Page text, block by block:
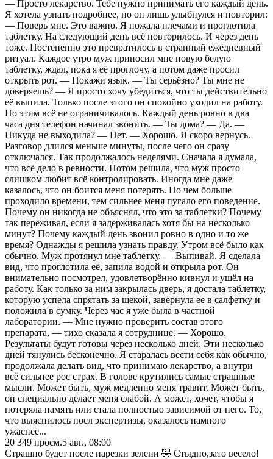
— Просто лекарство. Тебе нужно принимать его каждый день.
Я хотела узнать подробнее, но он лишь улыбнулся и повторил:
— Поверь мне. Это важно. Я пожала плечами и проглотила
таблетку. На следующий день всё повторилось. И через день
тоже. Постепенно это превратилось в странный ежедневный
ритуал. Каждое утро муж приносил мне новую белую
таблетку, ждал, пока я её проглочу, а потом даже просил
открыть рот. — Покажи язык. — Ты серьёзно? Ты мне не
доверяешь? — Я просто хочу убедиться, что ты действительно
её выпила. Только после этого он спокойно уходил на работу.
Но этим всё не ограничивалось. Каждый день ровно в два
часа дня телефон начинал звонить. — Ты дома? — Да. —
Никуда не выходила? — Нет. — Хорошо. Я скоро вернусь.
Разговор длился меньше минуты, после чего он сразу
отключался. Так продолжалось неделями. Сначала я думала,
что всё дело в ревности. Потом решила, что муж просто
слишком любит всё контролировать. Иногда мне даже
казалось, что он боится меня потерять. Но чем больше
проходило времени, тем сильнее меня пугало его поведение.
Почему он никогда не объяснял, что это за таблетки? Почему
так переживал, если я задерживалась хотя бы на несколько
минут? Почему каждый день звонил ровно в одно и то же
время? Однажды я решила узнать правду. Утром всё было как
обычно. Муж протянул мне таблетку. — Выпивай. Я сделала
вид, что проглотила её, запила водой и открыла рот. Он
внимательно посмотрел, удовлетворённо кивнул и ушёл на
работу. Как только за ним закрылась дверь, я достала таблетку,
которую успела спрятать за щекой, завернула её в салфетку и
положила в сумку. Через час я уже была в частной
лаборатории. — Мне нужно проверить состав этого
препарата, — тихо сказала я сотруднице. — Хорошо.
Результаты будут готовы через несколько дней. Эти несколько
дней тянулись бесконечно. Я старалась вести себя как обычно,
продолжала делать вид, что принимаю лекарство, а внутри
всё сильнее рос страх. В голове крутились самые страшные
мысли. Может быть, муж медленно меня травит. Может быть,
он специально делает меня слабой. А может, хочет, чтобы я
потеряла память или стала полностью зависимой от него. То,
что выяснилось посл экспертизы, оказалось намного
ужаснее...
20 349 просм.5 авг., 08:00
Страшно будет после нарезки зелени 🤣 Стыдно,зато весело!